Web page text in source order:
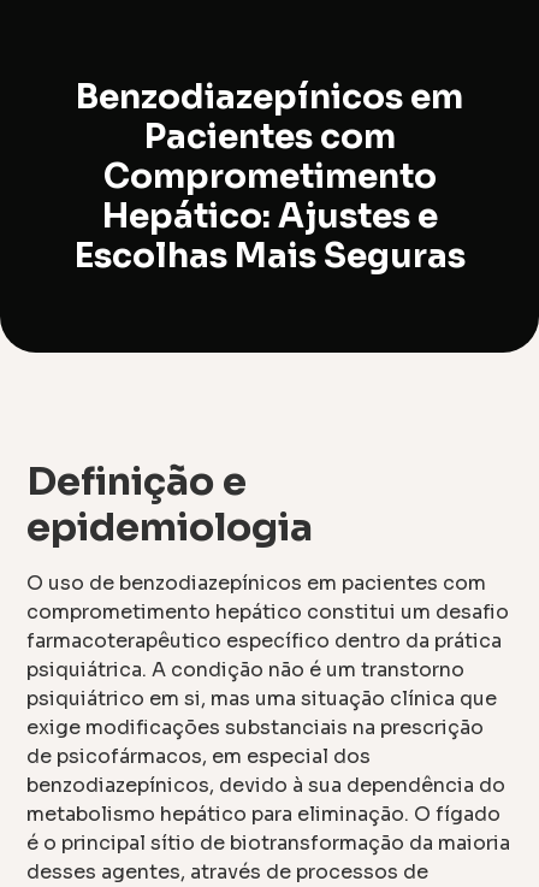
Benzodiazepínicos em
Pacientes com
Comprometimento
Hepático: Ajustes e
Escolhas Mais Seguras
Definição e
epidemiologia
O uso de benzodiazepínicos em pacientes com
comprometimento hepático constitui um desafio
farmacoterapêutico específico dentro da prática
psiquiátrica. A condição não é um transtorno
psiquiátrico em si, mas uma situação clínica que
exige modificações substanciais na prescrição
de psicofármacos, em especial dos
benzodiazepínicos, devido à sua dependência do
metabolismo hepático para eliminação. O fígado
é o principal sítio de biotransformação da maioria
desses agentes, através de processos de